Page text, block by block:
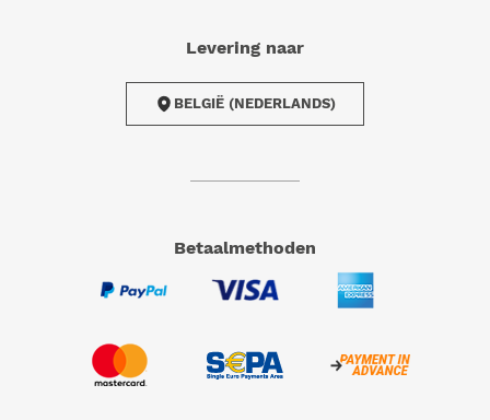
Levering naar
BELGIË (NEDERLANDS)
Betaalmethoden